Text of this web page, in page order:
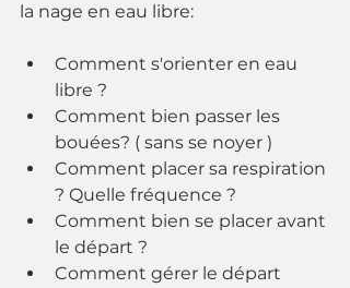
la nage en eau libre:
Comment s'orienter en eau
libre ?
Comment bien passer les
bouées? ( sans se noyer )
Comment placer sa respiration
? Quelle fréquence ?
Comment bien se placer avant
le départ ?
Comment gérer le départ